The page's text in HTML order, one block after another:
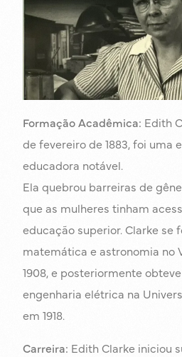
Formação Acadêmica: Edith
de fevereiro de 1883, foi uma
educadora notável.
Ela quebrou barreiras de
que as mulheres tinham
educação superior. Clarke se
matemática e astronomia no
1908, e posteriormente
engenharia elétrica na
em 1918.
Carreira: Edith Clarke iniciou